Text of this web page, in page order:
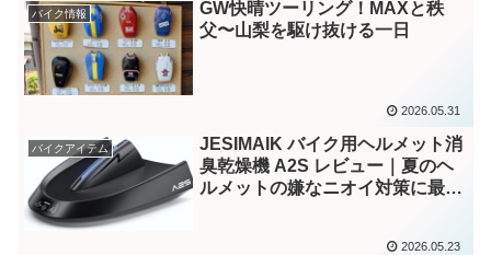
バイク情報
GW快晴ツーリング！MAXと秩
父〜山梨を駆け抜ける一日
2026.05.31
バイクアイテム
JESIMAIK バイク用ヘルメット消
臭乾燥機 A2S レビュー｜夏のヘ
ルメットの嫌なニオイ対策に最
2026.05.23